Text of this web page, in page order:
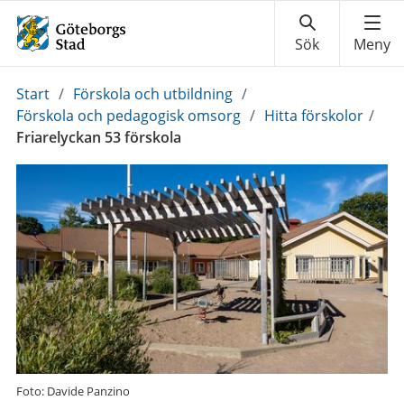
Du
är
här:
Start / Förskola och utbildning /
Förskola och pedagogisk omsorg / Hitta förskolor /
Friarelyckan 53 förskola
Foto: Davide Panzino